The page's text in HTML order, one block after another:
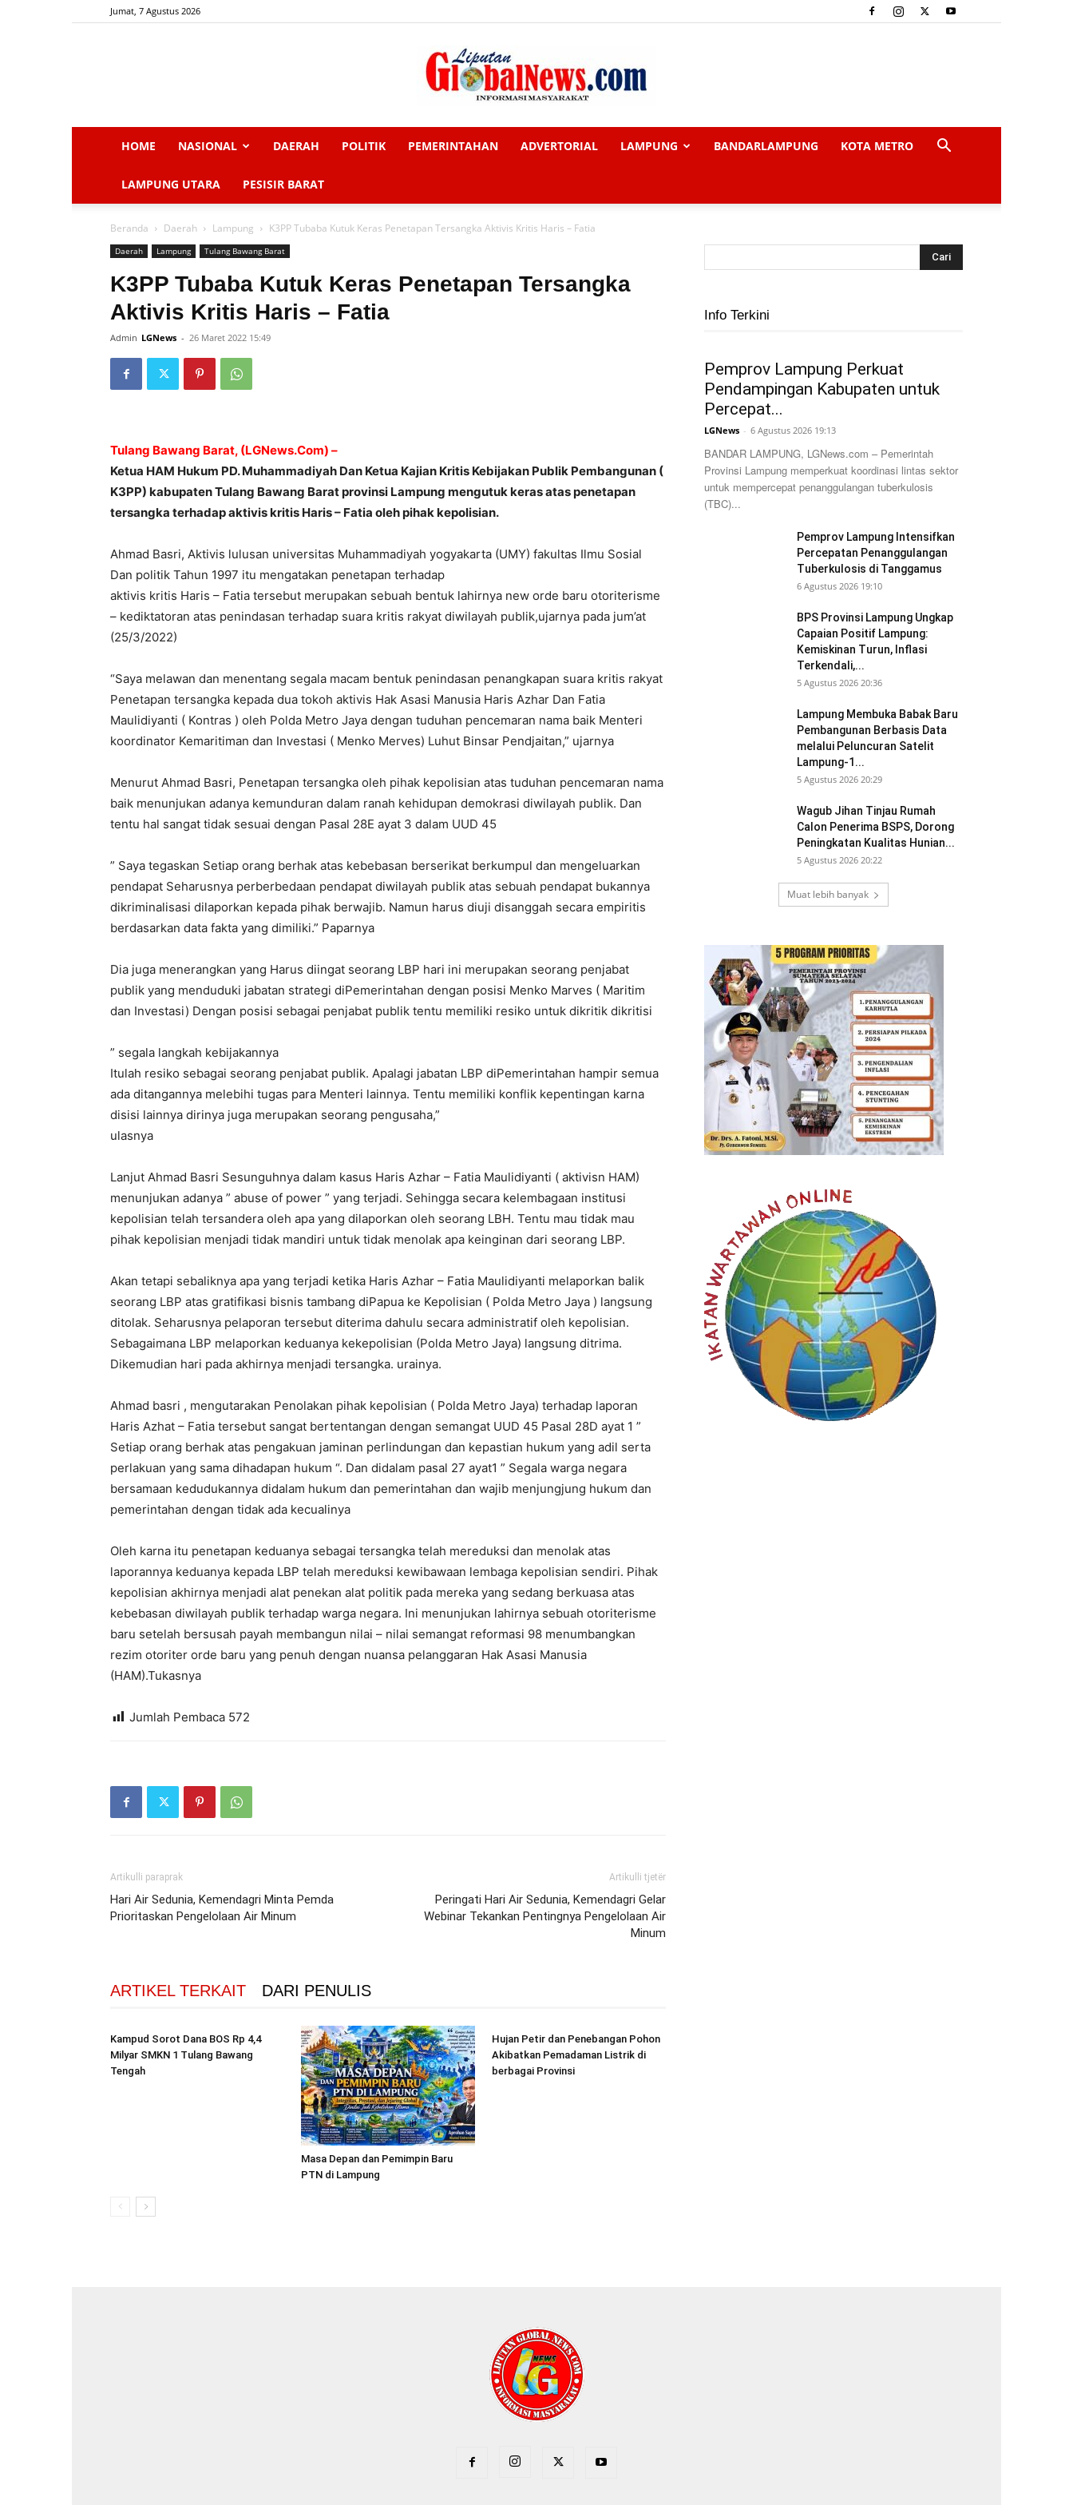
Jumat, 7 Agustus 2026
HOME NASIONAL DAERAH POLITIK PEMERINTAHAN ADVERTORIAL LAMPUNG BANDARLAMPUNG KOTA METRO
LAMPUNG UTARA PESISIR BARAT
Beranda Daerah Lampung K3PP Tubaba Kutuk Keras Penetapan Tersangka Aktivis Kritis Haris – Fatia
Daerah Lampung Tulang Bawang Barat
K3PP Tubaba Kutuk Keras Penetapan Tersangka
Aktivis Kritis Haris – Fatia
Admin LGNews - 26 Maret 2022 15:49
Tulang Bawang Barat, (LGNews.Com) –
Ketua HAM Hukum PD. Muhammadiyah Dan Ketua Kajian Kritis Kebijakan Publik Pembangunan (
K3PP) kabupaten Tulang Bawang Barat provinsi Lampung mengutuk keras atas penetapan
tersangka terhadap aktivis kritis Haris – Fatia oleh pihak kepolisian.
Ahmad Basri, Aktivis lulusan universitas Muhammadiyah yogyakarta (UMY) fakultas Ilmu Sosial
Dan politik Tahun 1997 itu mengatakan penetapan terhadap
aktivis kritis Haris – Fatia tersebut merupakan sebuah bentuk lahirnya new orde baru otoriterisme
– kediktatoran atas penindasan terhadap suara kritis rakyat diwilayah publik,ujarnya pada jum’at
(25/3/2022)
“Saya melawan dan menentang segala macam bentuk penindasan penangkapan suara kritis rakyat
Penetapan tersangka kepada dua tokoh aktivis Hak Asasi Manusia Haris Azhar Dan Fatia
Maulidiyanti ( Kontras ) oleh Polda Metro Jaya dengan tuduhan pencemaran nama baik Menteri
koordinator Kemaritiman dan Investasi ( Menko Merves) Luhut Binsar Pendjaitan,” ujarnya
Menurut Ahmad Basri, Penetapan tersangka oleh pihak kepolisian atas tuduhan pencemaran nama
baik menunjukan adanya kemunduran dalam ranah kehidupan demokrasi diwilayah publik. Dan
tentu hal sangat tidak sesuai dengan Pasal 28E ayat 3 dalam UUD 45
” Saya tegaskan Setiap orang berhak atas kebebasan berserikat berkumpul dan mengeluarkan
pendapat Seharusnya perberbedaan pendapat diwilayah publik atas sebuah pendapat bukannya
dikriminalisasi dilaporkan kepada pihak berwajib. Namun harus diuji disanggah secara empiritis
berdasarkan data fakta yang dimiliki.” Paparnya
Dia juga menerangkan yang Harus diingat seorang LBP hari ini merupakan seorang penjabat
publik yang menduduki jabatan strategi diPemerintahan dengan posisi Menko Marves ( Maritim
dan Investasi) Dengan posisi sebagai penjabat publik tentu memiliki resiko untuk dikritik dikritisi
” segala langkah kebijakannya
Itulah resiko sebagai seorang penjabat publik. Apalagi jabatan LBP diPemerintahan hampir semua
ada ditangannya melebihi tugas para Menteri lainnya. Tentu memiliki konflik kepentingan karna
disisi lainnya dirinya juga merupakan seorang pengusaha,”
ulasnya
Lanjut Ahmad Basri Sesunguhnya dalam kasus Haris Azhar – Fatia Maulidiyanti ( aktivisn HAM)
menunjukan adanya ” abuse of power ” yang terjadi. Sehingga secara kelembagaan institusi
kepolisian telah tersandera oleh apa yang dilaporkan oleh seorang LBH. Tentu mau tidak mau
pihak kepolisian menjadi tidak mandiri untuk tidak menolak apa keinginan dari seorang LBP.
Akan tetapi sebaliknya apa yang terjadi ketika Haris Azhar – Fatia Maulidiyanti melaporkan balik
seorang LBP atas gratifikasi bisnis tambang diPapua ke Kepolisian ( Polda Metro Jaya ) langsung
ditolak. Seharusnya pelaporan tersebut diterima dahulu secara administratif oleh kepolisian.
Sebagaimana LBP melaporkan keduanya kekepolisian (Polda Metro Jaya) langsung ditrima.
Dikemudian hari pada akhirnya menjadi tersangka. urainya.
Ahmad basri , mengutarakan Penolakan pihak kepolisian ( Polda Metro Jaya) terhadap laporan
Haris Azhat – Fatia tersebut sangat bertentangan dengan semangat UUD 45 Pasal 28D ayat 1 ”
Setiap orang berhak atas pengakuan jaminan perlindungan dan kepastian hukum yang adil serta
perlakuan yang sama dihadapan hukum “. Dan didalam pasal 27 ayat1 ” Segala warga negara
bersamaan kedudukannya didalam hukum dan pemerintahan dan wajib menjungjung hukum dan
pemerintahan dengan tidak ada kecualinya
Oleh karna itu penetapan keduanya sebagai tersangka telah mereduksi dan menolak atas
laporannya keduanya kepada LBP telah mereduksi kewibawaan lembaga kepolisian sendiri. Pihak
kepolisian akhirnya menjadi alat penekan alat politik pada mereka yang sedang berkuasa atas
kebebasan diwilayah publik terhadap warga negara. Ini menunjukan lahirnya sebuah otoriterisme
baru setelah bersusah payah membangun nilai – nilai semangat reformasi 98 menumbangkan
rezim otoriter orde baru yang penuh dengan nuansa pelanggaran Hak Asasi Manusia
(HAM).Tukasnya
Jumlah Pembaca 572
Artikulli paraprak
Hari Air Sedunia, Kemendagri Minta Pemda
Prioritaskan Pengelolaan Air Minum
Artikulli tjetër
Peringati Hari Air Sedunia, Kemendagri Gelar
Webinar Tekankan Pentingnya Pengelolaan Air
Minum
ARTIKEL TERKAIT DARI PENULIS
Kampud Sorot Dana BOS Rp 4,4
Milyar SMKN 1 Tulang Bawang
Tengah
Masa Depan dan Pemimpin Baru
PTN di Lampung
Hujan Petir dan Penebangan Pohon
Akibatkan Pemadaman Listrik di
berbagai Provinsi
Info Terkini
Pemprov Lampung Perkuat
Pendampingan Kabupaten untuk
Percepat...
LGNews - 6 Agustus 2026 19:13
BANDAR LAMPUNG, LGNews.com – Pemerintah
Provinsi Lampung memperkuat koordinasi lintas sektor
untuk mempercepat penanggulangan tuberkulosis
(TBC)...
Pemprov Lampung Intensifkan
Percepatan Penanggulangan
Tuberkulosis di Tanggamus
6 Agustus 2026 19:10
BPS Provinsi Lampung Ungkap
Capaian Positif Lampung:
Kemiskinan Turun, Inflasi
Terkendali,...
5 Agustus 2026 20:36
Lampung Membuka Babak Baru
Pembangunan Berbasis Data
melalui Peluncuran Satelit
Lampung-1...
5 Agustus 2026 20:29
Wagub Jihan Tinjau Rumah
Calon Penerima BSPS, Dorong
Peningkatan Kualitas Hunian...
5 Agustus 2026 20:22
Muat lebih banyak